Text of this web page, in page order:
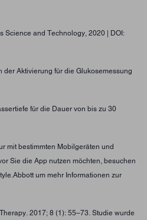
Science and Technology, 2020 | DOI:
der Aktivierung für die Glukosemessung
für die Dauer von bis zu 30
mit bestimmten Mobilgeräten und
Sie die App nutzen möchten, besuchen
um mehr Informationen zur
2017; 8 (1): 55–73. Studie wurde